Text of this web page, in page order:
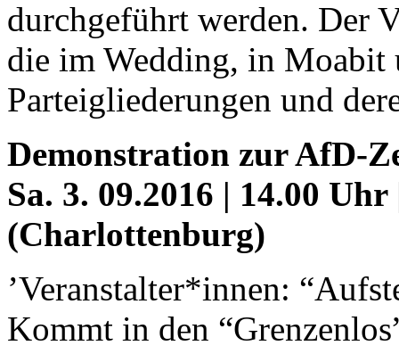
durchgeführt werden. Der
die im Wedding, in
Parteigliederungen und
Demonstration zur AfD-
Sa. 3. 09.2016 | 14.00
(Charlottenburg)
’Veranstalter*innen:
Kommt in den